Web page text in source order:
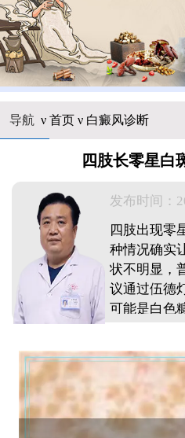
导航 ν 首页ν 白癜风诊断
四肢长零星白
发布时间：
四肢出现零
种情况确实
状不明显，
议通过伍德
可能是白色
专业检查，
晒，保持
况，必要时
性建议。 ...